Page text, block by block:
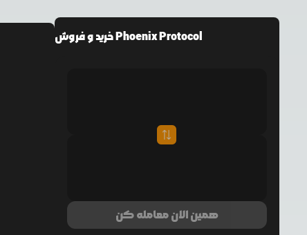
خرید و فروش Phoenix Protocol
همین الان معامله کن